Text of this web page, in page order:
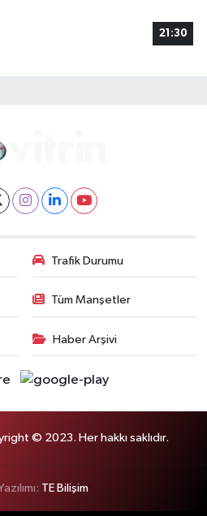
21:30
Trafik Durumu
Tüm Manşetler
Haber Arşivi
© 2023. Her hakkı saklıdır.
TE Bilişim